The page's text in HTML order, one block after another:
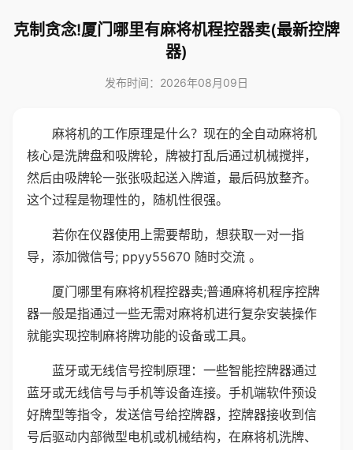
克制贪念!厦门哪里有麻将机程控器卖(最新控牌
器)
发布时间：2026年08月09日
麻将机的工作原理是什么？现在的全自动麻将机
核心是洗牌盘和吸牌轮，牌被打乱后通过机械搅拌，
然后由吸牌轮一张张吸起送入牌道，最后码放整齐。
这个过程是物理性的，随机性很强。
若你在仪器使用上需要帮助，想获取一对一指
导，添加微信号; ppyy55670 随时交流 。
厦门哪里有麻将机程控器卖;普通麻将机程序控牌
器一般是指通过一些无需对麻将机进行复杂安装操作
就能实现控制麻将牌功能的设备或工具。
蓝牙或无线信号控制原理：一些智能控牌器通过
蓝牙或无线信号与手机等设备连接。手机端软件预设
好牌型等指令，发送信号给控牌器，控牌器接收到信
号后驱动内部微型电机或机械结构，在麻将机洗牌、